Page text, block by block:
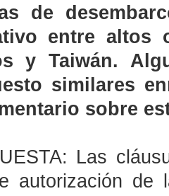
de
entre altos
y Taiwán.
similares
sobre
Las
autorización de